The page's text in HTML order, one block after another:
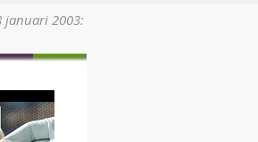
januari 2003: